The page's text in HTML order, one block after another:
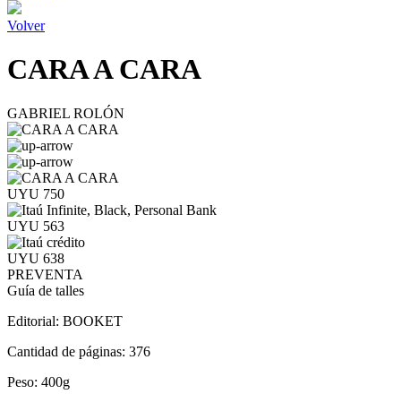
Volver
CARA A CARA
GABRIEL ROLÓN
UYU 750
UYU 563
UYU 638
PREVENTA
Guía de talles
Editorial: BOOKET
Cantidad de páginas: 376
Peso: 400g